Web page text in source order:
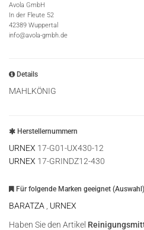
Avola GmbH
In der Fleute 52
42389 Wuppertal
info@avola-gmbh.de
Details
MAHLKÖNIG
Herstellernummern
URNEX 17-G01-UX430-12
URNEX 17-GRINDZ12-430
Für folgende Marken geeignet (Auswahl)
BARATZA
URNEX
Haben Sie den Artikel